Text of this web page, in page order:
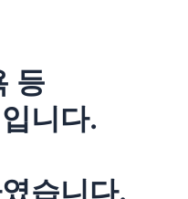
등
니다.
습니다.